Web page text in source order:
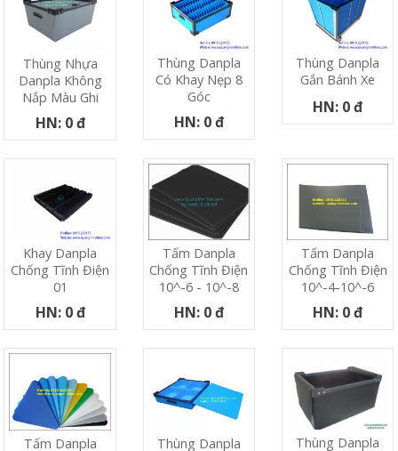
Thùng Nhựa
Danpla Không
Nắp Màu Ghi
HN: 0 đ
Thùng Danpla
Có Khay Nẹp 8
Góc
HN: 0 đ
Thùng Danpla
Gắn Bánh Xe
HN: 0 đ
Khay Danpla
Chống Tĩnh Điện
01
HN: 0 đ
Tấm Danpla
Chống Tĩnh Điện
10^-6 - 10^-8
HN: 0 đ
Tấm Danpla
Chống Tĩnh Điện
10^-4-10^-6
HN: 0 đ
Tấm Danpla Thùng Danpla Thùng Danpla